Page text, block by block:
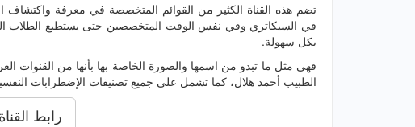
تضم هذه القناة الكثير من القوائم المتخصصة في معرفة
في السيكاتري وفي نفس الوقت المتخصصين حتى يستطيع الطلاب
بكل سهولة.
فهي مثل ما تبدو من اسمها والصورة الخاصة بها بأنها من القنوات
الطبيب أحمد هلال، كما تشمل على جميع تصنيفات الإضطرابات
رابط القناة